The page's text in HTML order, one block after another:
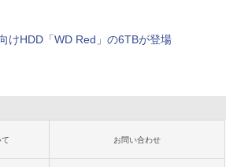
けHDD「WD Red」の6TBが登場
お問い合わせ